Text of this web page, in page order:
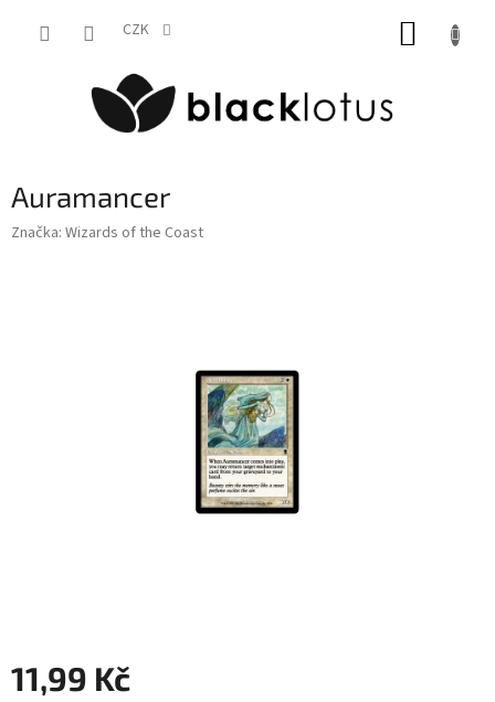
CZK
Auramancer
Značka: Wizards of the Coast
11,99 Kč